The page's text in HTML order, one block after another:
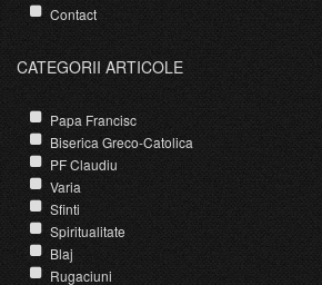
Contact
CATEGORII ARTICOLE
Papa Francisc
Biserica Greco-Catolica
PF Claudiu
Varia
Sfinti
Spiritualitate
Blaj
Rugaciuni